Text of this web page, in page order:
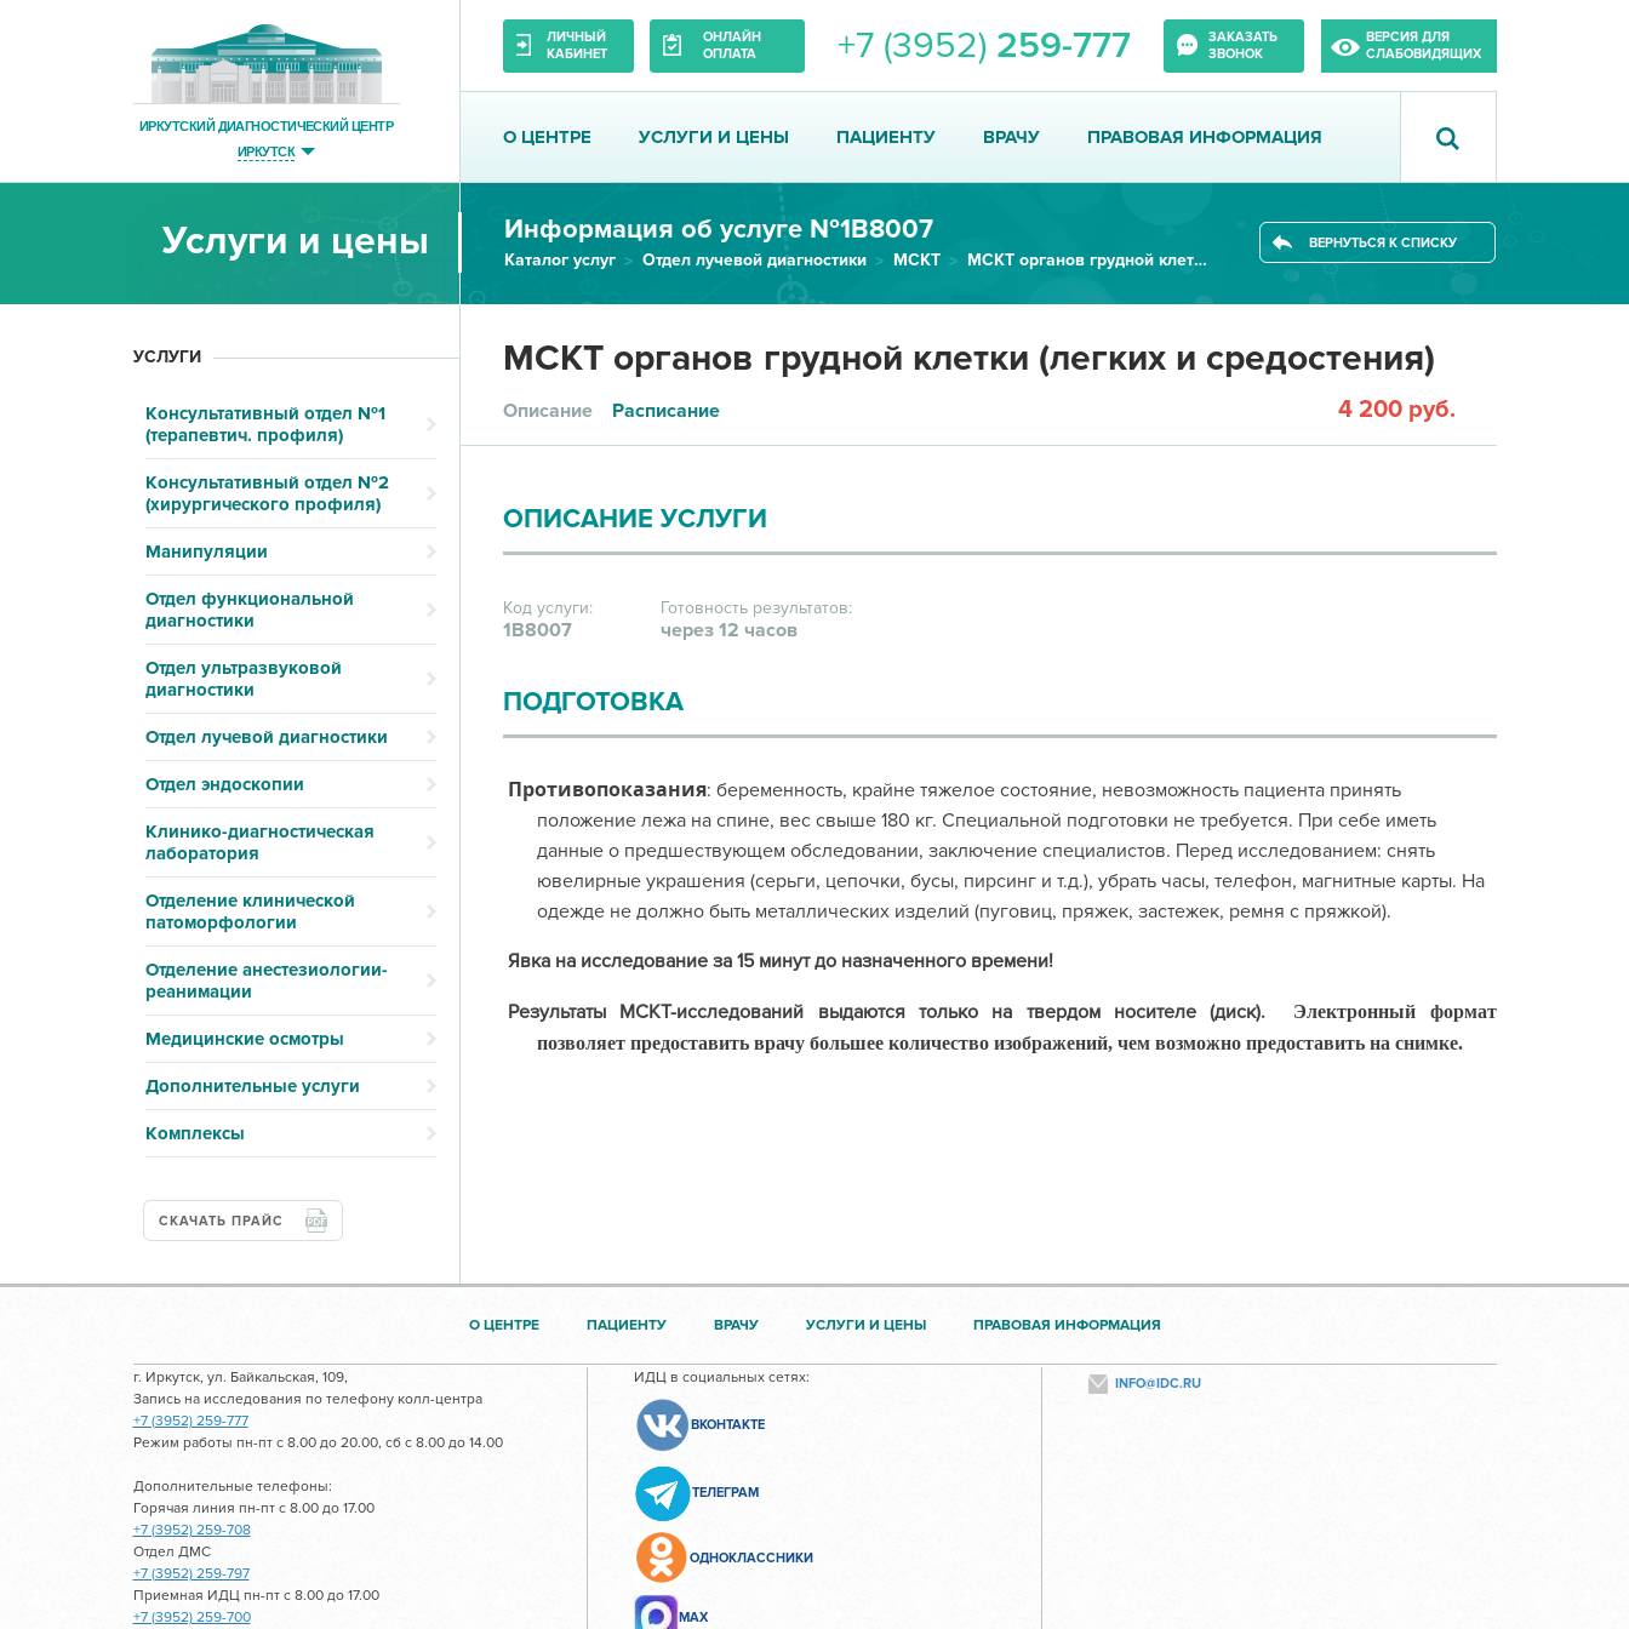
ИРКУТСКИЙ ДИАГНОСТИЧЕСКИЙ ЦЕНТР
ИРКУТСК
ЛИЧНЫЙ
КАБИНЕТ
ОНЛАЙН
ОПЛАТА
+7 (3952) 259-777
ЗАКАЗАТЬ
ЗВОНОК
ВЕРСИЯ ДЛЯ
СЛАБОВИДЯЩИХ
О ЦЕНТРЕ УСЛУГИ И ЦЕНЫ ПАЦИЕНТУ ВРАЧУ ПРАВОВАЯ ИНФОРМАЦИЯ
Услуги и цены Информация об услуге №1В8007
Каталог услуг Отдел лучевой диагностики МСКТ МСКТ органов грудной клетки (л...
ВЕРНУТЬСЯ К СПИСКУ
УСЛУГИ
Консультативный отдел №1
(терапевтич. профиля)
Консультативный отдел №2
(хирургического профиля)
Манипуляции
Отдел функциональной
диагностики
Отдел ультразвуковой
диагностики
Отдел лучевой диагностики
Отдел эндоскопии
Клинико-диагностическая
лаборатория
Отделение клинической
патоморфологии
Отделение анестезиологии-
реанимации
Медицинские осмотры
Дополнительные услуги
Комплексы
СКАЧАТЬ ПРАЙС
МСКТ органов грудной клетки (легких и средостения)
Описание Расписание 4 200 руб.
ОПИСАНИЕ УСЛУГИ
Код услуги:
1В8007
Готовность результатов:
через 12 часов
ПОДГОТОВКА
Противопоказания: беременность, крайне тяжелое состояние, невозможность пациента принять
положение лежа на спине, вес свыше 180 кг. Специальной подготовки не требуется. При себе иметь
данные о предшествующем обследовании, заключение специалистов. Перед исследованием: снять
ювелирные украшения (серьги, цепочки, бусы, пирсинг и т.д.), убрать часы, телефон, магнитные карты. На
одежде не должно быть металлических изделий (пуговиц, пряжек, застежек, ремня с пряжкой).
Явка на исследование за 15 минут до назначенного времени!
Результаты МСКТ-исследований выдаются только на твердом носителе (диск).
Электронный формат
позволяет предоставить врачу большее количество изображений, чем возможно предоставить на снимке.
О ЦЕНТРЕ ПАЦИЕНТУ ВРАЧУ УСЛУГИ И ЦЕНЫ ПРАВОВАЯ ИНФОРМАЦИЯ
г. Иркутск, ул. Байкальская, 109,
Запись на исследования по телефону колл-центра
+7 (3952) 259-777
Режим работы пн-пт с 8.00 до 20.00, сб с 8.00 до 14.00
Дополнительные телефоны:
Горячая линия пн-пт с 8.00 до 17.00
+7 (3952) 259-708
Отдел ДМС
+7 (3952) 259-797
Приемная ИДЦ пн-пт с 8.00 до 17.00
+7 (3952) 259-700
ИДЦ в социальных сетях:
ВКОНТАКТЕ
ТЕЛЕГРАМ
ОДНОКЛАССНИКИ
МАХ
INFO@IDC.RU